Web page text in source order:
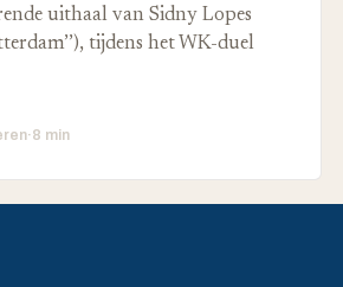
uithaal van Sidny Lopes
tijdens het WK-duel
·8 min